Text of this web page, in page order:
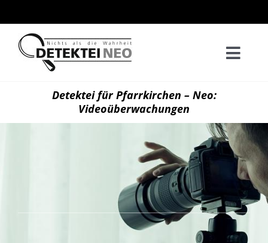
Inhalt
springen
Detektei für Pfarrkirchen – Neo:
Videoüberwachungen